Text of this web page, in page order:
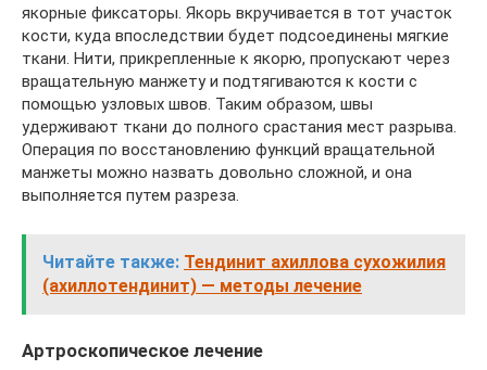
якорные фиксаторы. Якорь вкручивается в тот участок
кости, куда впоследствии будет подсоединены мягкие
ткани. Нити, прикрепленные к якорю, пропускают через
вращательную манжету и подтягиваются к кости с
помощью узловых швов. Таким образом, швы
удерживают ткани до полного срастания мест разрыва.
Операция по восстановлению функций вращательной
манжеты можно назвать довольно сложной, и она
выполняется путем разреза.
Читайте также: Тендинит ахиллова сухожилия
(ахиллотендинит) — методы лечение
Артроскопическое лечение